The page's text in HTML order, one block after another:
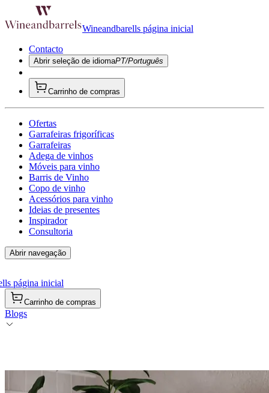
Wineandbarells página inicial
Contacto
Abrir seleção de idiomaPT/Português
Carrinho de compras
Ofertas
Garrafeiras frigoríficas
Garrafeiras
Adega de vinhos
Móveis para vinho
Barris de Vinho
Copo de vinho
Acessórios para vinho
Ideias de presentes
Inspirador
Consultoria
Abrir navegação
página inicial
Carrinho de compras
Blogs